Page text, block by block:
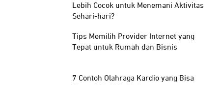
Lebih Cocok untuk Menemani Aktivitas
Sehari-hari?
Tips Memilih Provider Internet yang
Tepat untuk Rumah dan Bisnis
7 Contoh Olahraga Kardio yang Bisa